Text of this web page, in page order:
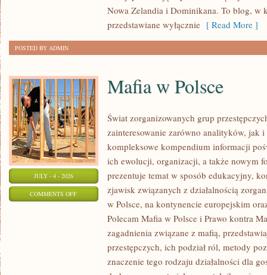
Nowa Zelandia i Dominikana. To blog, w
przedstawiane wyłącznie [ Read More ]
POSTED BY ADMIN
JULY - 4 - 2026
COMMENTS OFFON
Mafia w Polsce
Świat zorganizowanych grup
zainteresowanie zarówno analityków, jak
kompleksowe kompendium informacji
ich ewolucji, organizacji, a także nowym
prezentuje temat w sposób edukacyjny,
zjawisk związanych z działalnością
w Polsce, na kontynencie europejskim
Polecam Mafia w Polsce i Prawo kontra
zagadnienia związane z mafią,
przestępczych, ich podział ról, metody
znaczenie tego rodzaju działalności dla